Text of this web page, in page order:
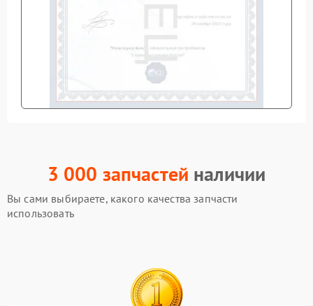
3 000 запчастей наличии
Вы сами выбираете, какого качества запчасти
использовать